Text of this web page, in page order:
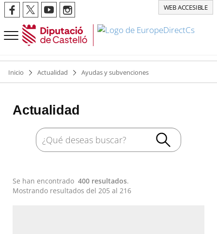
WEB ACCESIBLE
Inicio Actualidad Ayudas y subvenciones
Actualidad
Se han encontrado400 resultados.
Mostrando resultados del 205 al 216